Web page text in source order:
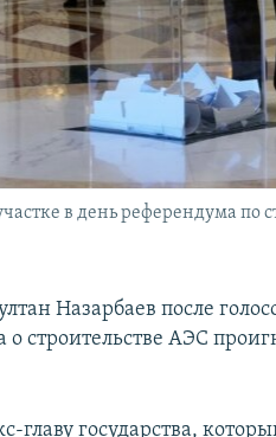
в день референдума по
Назарбаев после
строительстве АЭС
главу государства,